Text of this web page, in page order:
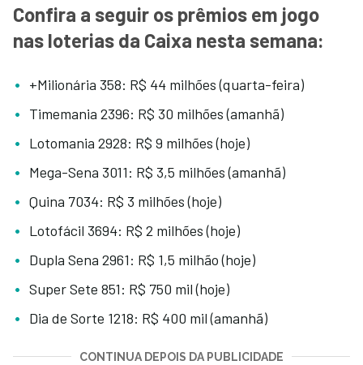
Confira a seguir os prêmios em jogo
nas loterias da Caixa nesta semana:
+Milionária 358: R$ 44 milhões (quarta-feira)
Timemania 2396: R$ 30 milhões (amanhã)
Lotomania 2928: R$ 9 milhões (hoje)
Mega-Sena 3011: R$ 3,5 milhões (amanhã)
Quina 7034: R$ 3 milhões (hoje)
Lotofácil 3694: R$ 2 milhões (hoje)
Dupla Sena 2961: R$ 1,5 milhão (hoje)
Super Sete 851: R$ 750 mil (hoje)
Dia de Sorte 1218: R$ 400 mil (amanhã)
CONTINUA DEPOIS DA PUBLICIDADE